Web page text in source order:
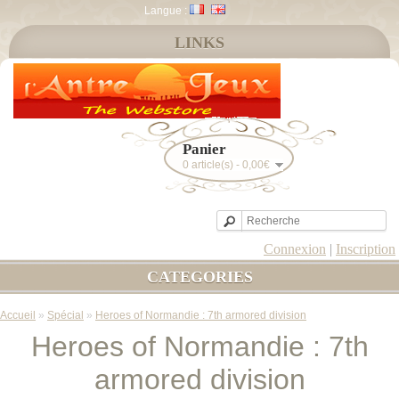
Langue :
Panier
0 article(s) - 0,00€
Connexion | Inscription
LINKS
CATEGORIES
Accueil » Spécial » Heroes of Normandie : 7th armored division
Heroes of Normandie : 7th
armored division